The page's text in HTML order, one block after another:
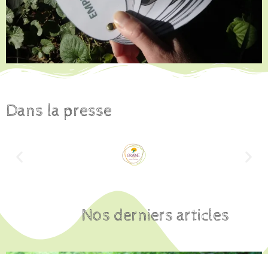
Dans la presse
Nos derniers articles